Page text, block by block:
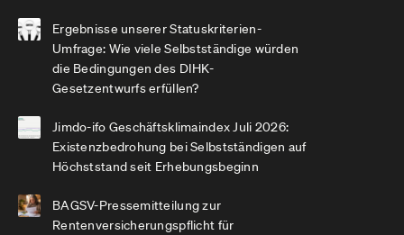
Ergebnisse unserer Statuskriterien-
Umfrage: Wie viele Selbstständige würden
die Bedingungen des DIHK-
Gesetzentwurfs erfüllen?
Jimdo-ifo Geschäftsklimaindex Juli 2026:
Existenzbedrohung bei Selbstständigen auf
Höchststand seit Erhebungsbeginn
BAGSV-Pressemitteilung zur
Rentenversicherungspflicht für